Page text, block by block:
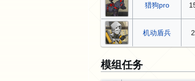
猎狗pro
机动盾兵 2
模组任务